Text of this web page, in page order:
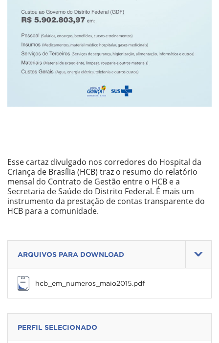
Esse cartaz divulgado nos corredores do Hospital da
Criança de Brasília (HCB) traz o resumo do relatório
mensal do Contrato de Gestão entre o HCB e a
Secretaria de Saúde do Distrito Federal. É mais um
instrumento da prestação de contas transparente do
HCB para a comunidade.
ARQUIVOS PARA DOWNLOAD
hcb_em_numeros_maio2015.pdf
PERFIL SELECIONADO